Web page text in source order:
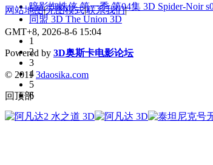
暗影蜘蛛侠 第一季 第04集 3D Spider-Noir
同盟 3D The Union 3D
1
2
3
4
5
6
网站地图|无图模式|联系我们|
GMT+8, 2026-8-6 15:04
Powered by 3D奥斯卡电影论坛
© 20113daosika.com
回顶部